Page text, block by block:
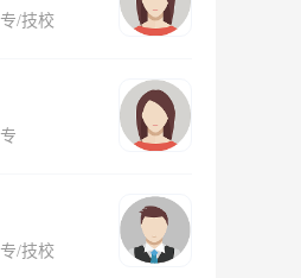
/技校
/技校